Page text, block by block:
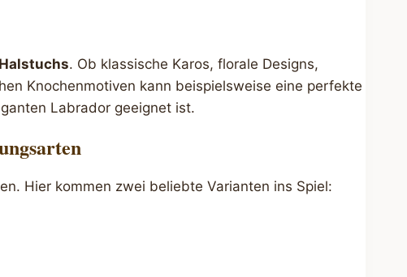
Halstuchs. Ob klassische Karos, florale Designs,
Knochenmotiven kann beispielsweise eine perfekte
Labrador geeignet ist.
Hier kommen zwei beliebte Varianten ins Spiel: